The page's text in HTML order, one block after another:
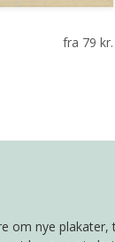
fra 79 kr.
om nye plakater,